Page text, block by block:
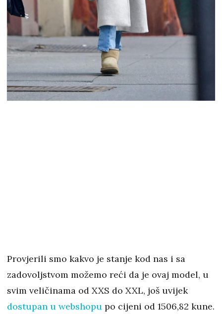
Provjerili smo kakvo je stanje kod nas i sa
zadovoljstvom možemo reći da je ovaj model, u
svim veličinama od XXS do XXL, još uvijek
dostupan u webshopu po cijeni od 1506,82 kune.